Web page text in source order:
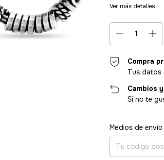
Ver más detalles
Compra
Tus datos
Cambios
Si no te
Entregas para el CP:
Medios de envío